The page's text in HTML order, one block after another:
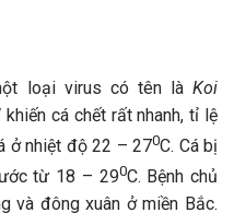
loại virus có tên là Koi
khiến cá chết rất nhanh, tỉ lệ
ở nhiệt độ 22 – 270C. Cá bị
từ 18 – 290C. Bệnh chủ
và đông xuân ở miền Bắc.